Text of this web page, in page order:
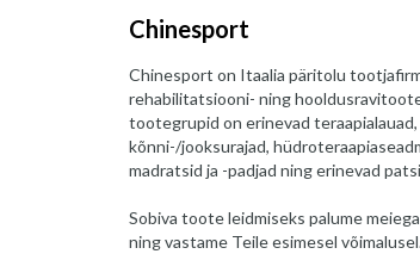
Chinesport
Chinesport on Itaalia päritolu
rehabilitatsiooni- ning
tootegrupid on erinevad
kõnni-/jooksurajad,
madratsid ja -padjad ning erinevad
Sobiva toote leidmiseks palume
ning vastame Teile esimesel